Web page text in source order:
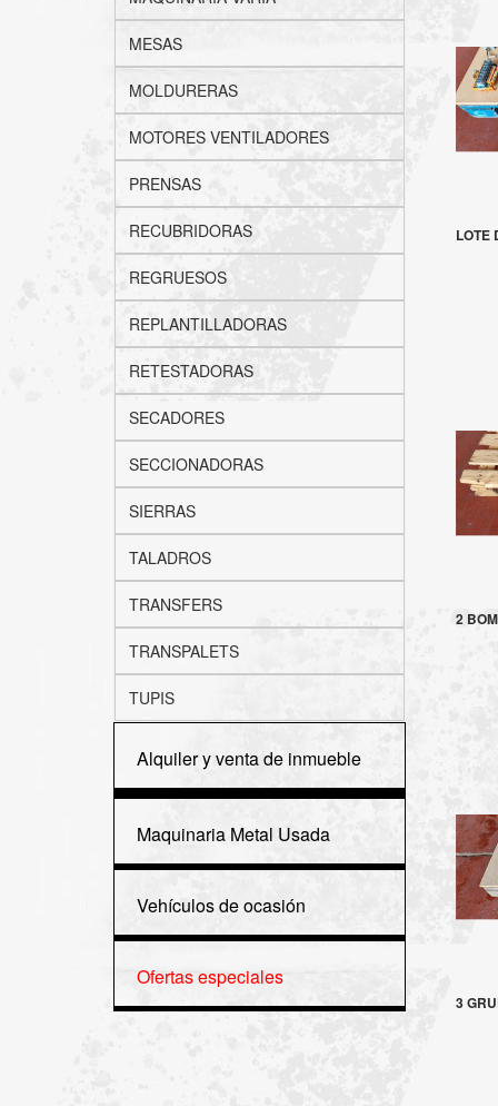
MESAS
MOLDURERAS
MOTORES VENTILADORES
PRENSAS
RECUBRIDORAS
REGRUESOS
REPLANTILLADORAS
RETESTADORAS
SECADORES
SECCIONADORAS
SIERRAS
TALADROS
TRANSFERS
TRANSPALETS
TUPIS
Alquiler y venta de inmueble
Maquinaria Metal Usada
Vehículos de ocasión
Ofertas especiales
LOTE
2
3